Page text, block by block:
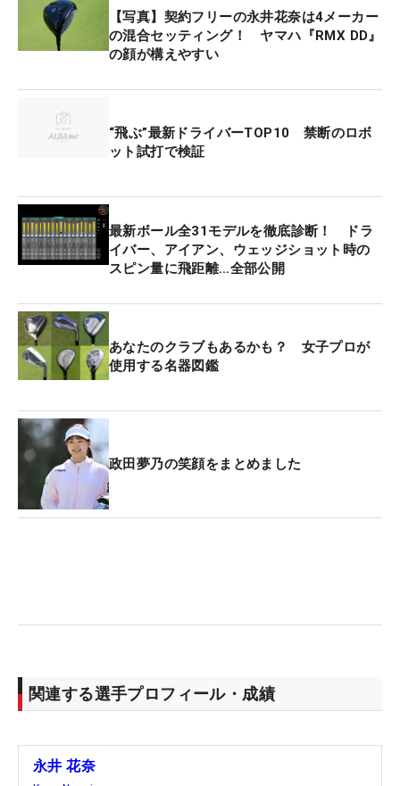
【写真】契約フリーの永井花奈は4メーカー
の混合セッティング！ ヤマハ『RMX DD』
の顔が構えやすい
“飛ぶ”最新ドライバーTOP10 禁断のロボ
ット試打で検証
最新ボール全31モデルを徹底診断！ ドラ
イバー、アイアン、ウェッジショット時の
スピン量に飛距離…全部公開
あなたのクラブもあるかも？ 女子プロが
使用する名器図鑑
政田夢乃の笑顔をまとめました
関連する選手プロフィール・成績
永井 花奈